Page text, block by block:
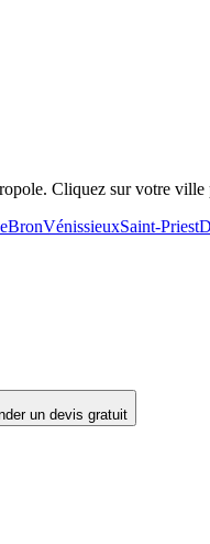
Cliquez sur votre ville
BronVénissieuxSaint-Priest
un devis gratuit